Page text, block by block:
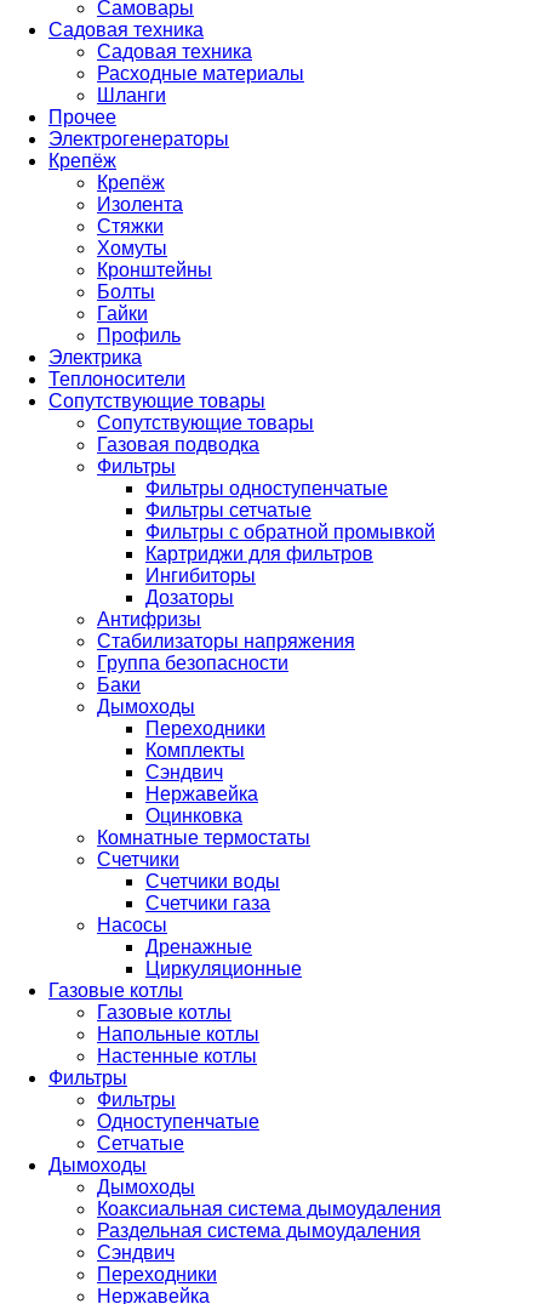
Самовары
Садовая техника
Садовая техника
Расходные материалы
Шланги
Прочее
Электрогенераторы
Крепёж
Крепёж
Изолента
Стяжки
Хомуты
Кронштейны
Болты
Гайки
Профиль
Электрика
Теплоносители
Сопутствующие товары
Сопутствующие товары
Газовая подводка
Фильтры
Фильтры одноступенчатые
Фильтры сетчатые
Фильтры с обратной промывкой
Картриджи для фильтров
Ингибиторы
Дозаторы
Антифризы
Стабилизаторы напряжения
Группа безопасности
Баки
Дымоходы
Переходники
Комплекты
Сэндвич
Нержавейка
Оцинковка
Комнатные термостаты
Счетчики
Счетчики воды
Счетчики газа
Насосы
Дренажные
Циркуляционные
Газовые котлы
Газовые котлы
Напольные котлы
Настенные котлы
Фильтры
Фильтры
Одноступенчатые
Сетчатые
Дымоходы
Дымоходы
Коаксиальная система дымоудаления
Раздельная система дымоудаления
Сэндвич
Переходники
Нержавейка